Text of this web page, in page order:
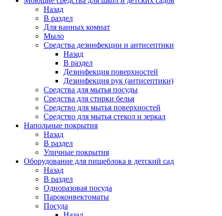
Назад
В раздел
Для ванных комнат
Мыло
Средства дезинфекции и антисептики
Назад
В раздел
Дезинфекция поверхностей
Дезинфекция рук (антисептики)
Средства для мытья посуды
Средства для стирки белья
Средство для мытья поверхностей
Средство для мытья стекол и зеркал
Напольные покрытия
Назад
В раздел
Уличные покрытия
Оборудование для пищеблока в детский сад
Назад
В раздел
Одноразовая посуда
Пароконвектоматы
Посуда